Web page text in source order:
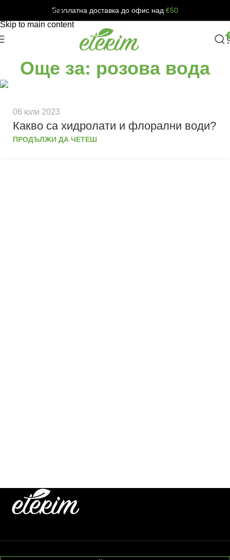
Skip to navigation
Skip to main content
Безплатна доставка до офис над €50
Още за: розова вода
06 юли 2023
Какво са хидролати и флорални води?
ПРОДЪЛЖИ ДА ЧЕТЕШ